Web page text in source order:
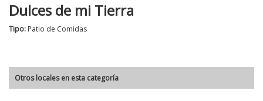
Dulces de mi Tierra
Tipo: Patio de Comidas
Otros locales en esta categoría